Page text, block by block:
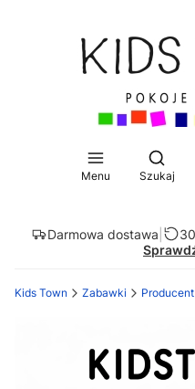
Menu Szukaj
Darmowa dostawa
Kids Town Zabawki Producent